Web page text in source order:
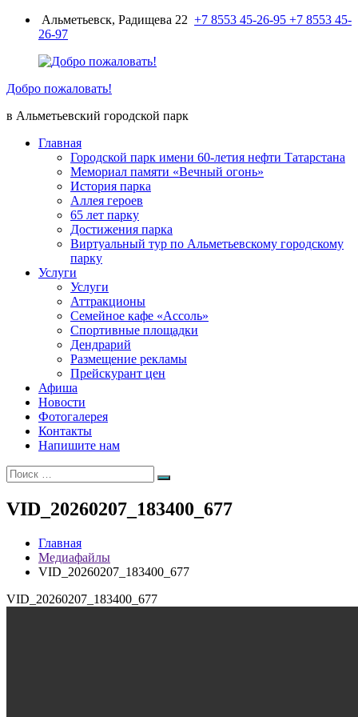
ПерейтиАльметьевск, Радищева 22 +7 8553 45-26-95 +7 8553 45-
26-97
Добро пожаловать!
в Альметьевский городской парк
Главная
Городской парк имени 60-летия нефти Татарстана
Мемориал памяти «Вечный огонь»
История парка
Аллея героев
65 лет парку
Достижения парка
Виртуальный тур по Альметьевскому городскому
парку
Услуги
Услуги
Аттракционы
Семейное кафе «Ассоль»
Спортивные площадки
Дендрарий
Размещение рекламы
Прейскурант цен
Афиша
Новости
Фотогалерея
Контакты
Напишите нам
Искать:
Поиск
VID_20260207_183400_677
Главная
Медиафайлы
VID_20260207_183400_677
VID_20260207_183400_677